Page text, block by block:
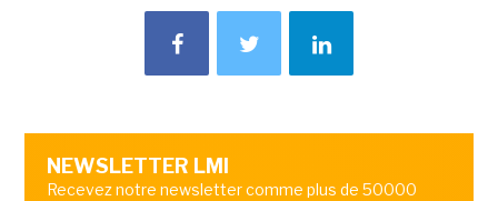
NEWSLETTER LMI
Recevez notre newsletter comme plus de 50000